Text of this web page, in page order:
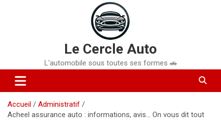
Le Cercle Auto
L'automobile sous toutes ses formes 🚗
Accueil
Administratif
Acheel assurance auto : informations, avis… On vous dit tout